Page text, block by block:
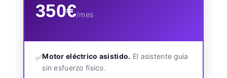
350€/mes
✅Motor eléctrico asistido. El asistente guía
sin esfuerzo físico.